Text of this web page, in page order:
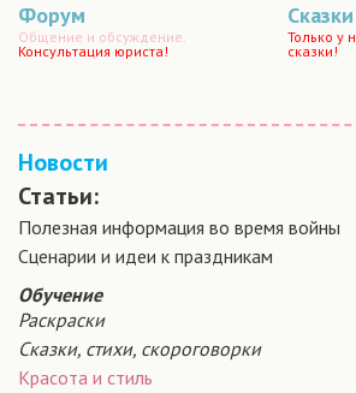
Форум
Общение и обсуждение.
Консультация юриста!
Сказки
Только у
сказки!
Новости
Статьи:
Полезная информация во время войны
Сценарии и идеи к праздникам
Обучение
Раскраски
Сказки, стихи, скороговорки
Красота и стиль